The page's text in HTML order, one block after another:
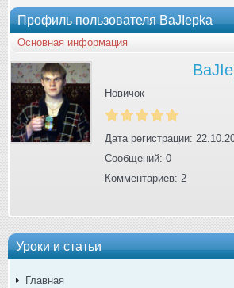
Уроки и статьи
Главная
Профиль пользователя BaJIepka
Основная информация
Новичок
Дата регистрации:
Сообщений: 0
Комментариев: 2